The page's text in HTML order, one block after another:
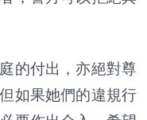
的付出，亦絕對尊
如果她們的違規行